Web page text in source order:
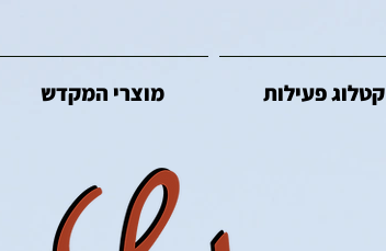
מוצרי המקדש קטלוג פעילות